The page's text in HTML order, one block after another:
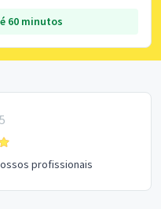
60 minutos
5
profissionais